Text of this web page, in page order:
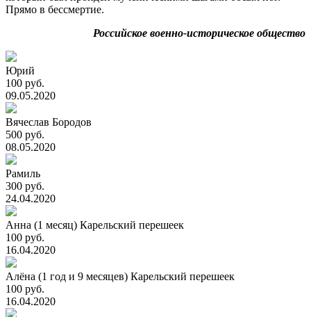
Прямо в бессмертие.
Российское военно-историческое общество
Юрий
100 руб.
09.05.2020
Вячеслав Бородов
500 руб.
08.05.2020
Рамиль
300 руб.
24.04.2020
Анна (1 месяц) Карельский перешеек
100 руб.
16.04.2020
Алёна (1 год и 9 месяцев) Карельский перешеек
100 руб.
16.04.2020